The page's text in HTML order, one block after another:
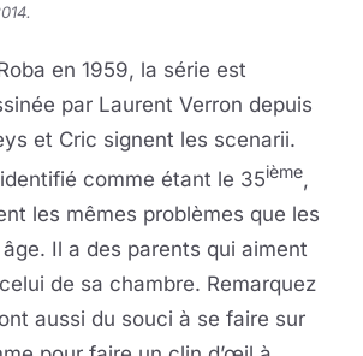
.
en 1959, la série est
par Laurent Verron depuis
et Cric signent les scenarii.
comme étant le 35ième,
les mêmes problèmes que les
Il a des parents qui aiment
de sa chambre. Remarquez
aussi du souci à se faire sur